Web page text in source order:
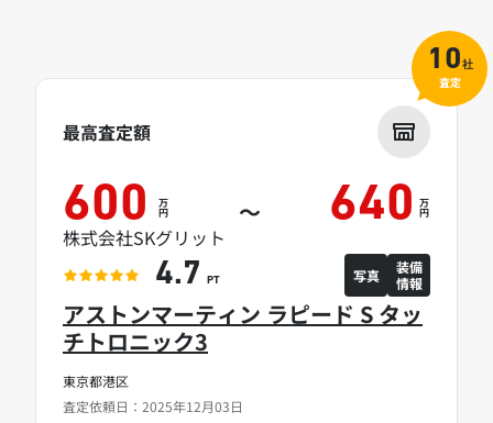
東京都港区
査定依頼日：2025年12月03日
アストンマーティン ラピード S タッ
チトロニック3
最高査定額
600 万
円 ～ 640 万
円
株式会社SKグリット
4.7 PT 写真
装備
情報
10社
査定